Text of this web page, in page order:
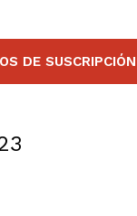
DE SUSCRIPCIÓN